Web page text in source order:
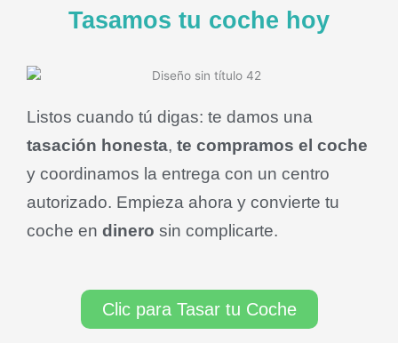
Tasamos tu coche hoy
Listos cuando tú digas: te damos una
tasación honesta, te compramos el coche
y coordinamos la entrega con un centro
autorizado. Empieza ahora y convierte tu
coche en dinero sin complicarte.
Clic para Tasar tu Coche